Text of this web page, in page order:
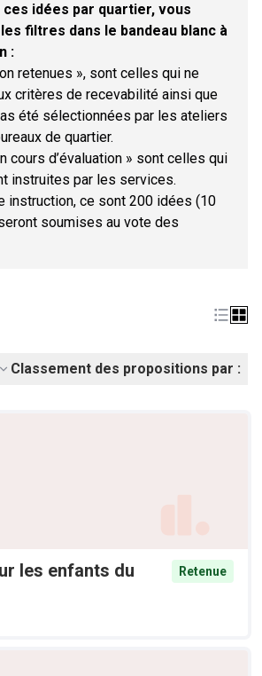
idées par quartier, vous
filtres dans le bandeau blanc à
:
retenues », sont celles qui ne
critères de recevabilité ainsi que
été sélectionnées par les ateliers
de quartier.
cours d’évaluation » sont celles qui
instruites par les services.
instruction, ce sont 200 idées (10
soumises au vote des
Classement des propositions par :
les enfants du
Retenue